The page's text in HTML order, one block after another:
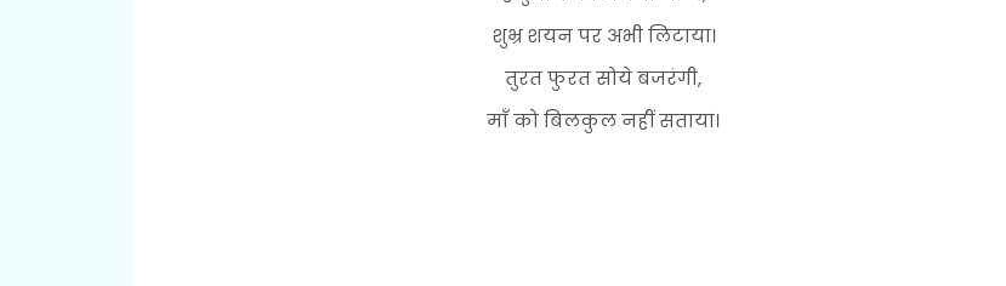
शुभ्र शयन पर अभी लिटाया।
तुरत फुरत सोये बजरंगी,
माँ को बिलकुल नहीं सताया।